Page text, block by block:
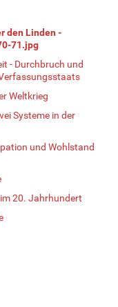
den Linden -
71.jpg
- Durchbruch und
Weltkrieg
Systeme in der
und Wohlstand
20. Jahrhundert